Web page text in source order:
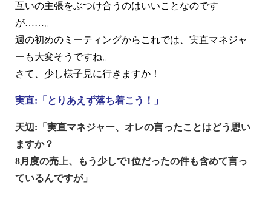
互いの主張をぶつけ合うのはいいことなのです
が……。
週の初めのミーティングからこれでは、実直マネジャ
ーも大変そうですね。
さて、少し様子見に行きますか！
実直:「とりあえず落ち着こう！」
天辺:「実直マネジャー、オレの言ったことはどう思い
ますか？
8月度の売上、もう少しで1位だったの件も含めて言っ
ているんですが」